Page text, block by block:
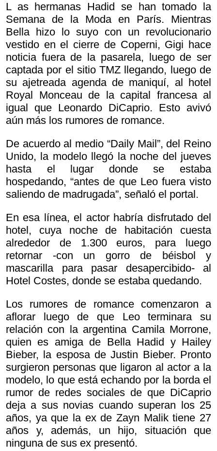
L as hermanas Hadid se han tomado la
Semana de la Moda en París. Mientras
Bella hizo lo suyo con un revolucionario
vestido en el cierre de Coperni, Gigi hace
noticia fuera de la pasarela, luego de ser
captada por el sitio TMZ llegando, luego de
su ajetreada agenda de maniquí, al hotel
Royal Monceau de la capital francesa al
igual que Leonardo DiCaprio. Esto avivó
aún más los rumores de romance.
De acuerdo al medio “Daily Mail”, del Reino
Unido, la modelo llegó la noche del jueves
hasta el lugar donde se estaba
hospedando, “antes de que Leo fuera visto
saliendo de madrugada”, señaló el portal.
En esa línea, el actor habría disfrutado del
hotel, cuya noche de habitación cuesta
alrededor de 1.300 euros, para luego
retornar -con un gorro de béisbol y
mascarilla para pasar desapercibido- al
Hotel Costes, donde se estaba quedando.
Los rumores de romance comenzaron a
aflorar luego de que Leo terminara su
relación con la argentina Camila Morrone,
quien es amiga de Bella Hadid y Hailey
Bieber, la esposa de Justin Bieber. Pronto
surgieron personas que ligaron al actor a la
modelo, lo que está echando por la borda el
rumor de redes sociales de que DiCaprio
deja a sus novias cuando superan los 25
años, ya que la ex de Zayn Malik tiene 27
años y, además, un hijo, situación que
ninguna de sus ex presentó.